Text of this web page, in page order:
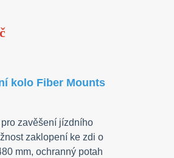
kolo Fiber Mounts
zavěšení jízdního
zaklopení ke zdi o
mm, ochranný potah